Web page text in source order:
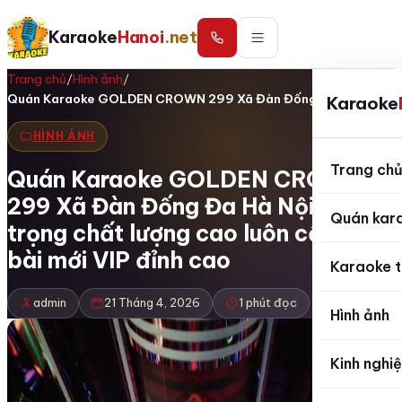
KaraokeHanoi.net
Karaoke
Trang chủ
Quán
Karaoke
Hình ảnh
Kinh
Trang chủ/Hình ảnh/
Quán Karaoke GOLDEN CROWN 299 Xã Đàn Đống Đa…
HÌNH ẢNH
Quán Karaoke GOLDEN CROWN
299 Xã Đàn Đống Đa Hà Nội sang
trọng chất lượng cao luôn cập nhật
bài mới VIP đỉnh cao
admin 21 Tháng 4, 2026 1 phút đọc